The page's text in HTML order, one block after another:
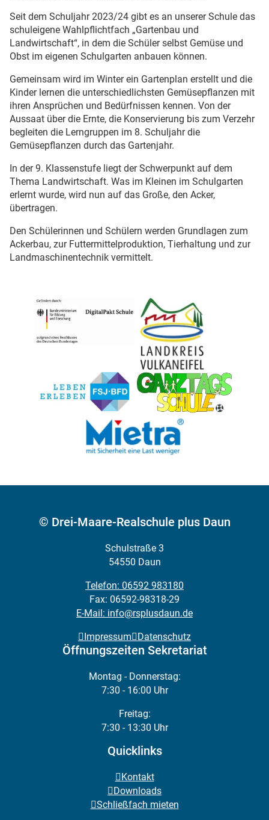
Seit dem Schuljahr 2023/24 gibt es an unserer Schule das
schuleigene Wahlpflichtfach „Gartenbau und
Landwirtschaft“, in dem die Schüler selbst Gemüse und
Obst im eigenen Schulgarten anbauen können.
Gemeinsam wird im Winter ein Gartenplan erstellt und die
Kinder lernen die unterschiedlichsten Gemüsepflanzen mit
ihren Ansprüchen und Bedürfnissen kennen. Von der
Aussaat über die Ernte, die Konservierung bis zum Verzehr
begleiten die Lerngruppen im 8. Schuljahr die
Gemüsepflanzen durch das Gartenjahr.
In der 9. Klassenstufe liegt der Schwerpunkt auf dem
Thema Landwirtschaft. Was im Kleinen im Schulgarten
erlernt wurde, wird nun auf das Große, den Acker,
übertragen.
Den Schülerinnen und Schülern werden Grundlagen zum
Ackerbau, zur Futtermittelproduktion, Tierhaltung und zur
Landmaschinentechnik vermittelt.
© Drei-Maare-Realschule plus Daun
Schulstraße 3
54550 Daun
Telefon: 06592 983180
Fax: 06592-98318-29
E-Mail: info@rsplusdaun.de
Impressum Datenschutz
Öffnungszeiten Sekretariat
Montag - Donnerstag:
7:30 - 16:00 Uhr
Freitag:
7:30 - 13:30 Uhr
Quicklinks
Kontakt
Downloads
Schließfach mieten